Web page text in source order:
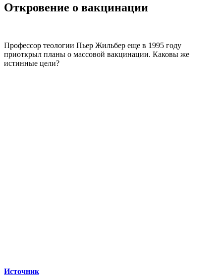
Откровение о вакцинации
Профессор теологии Пьер Жильбер еще в 1995 году
приоткрыл планы о массовой вакцинации. Каковы же
истинные цели?
Источник